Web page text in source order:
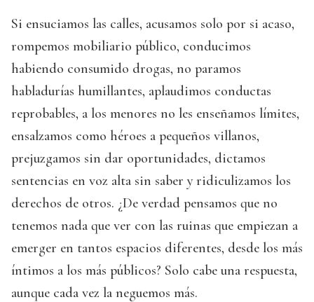
Si ensuciamos las calles, acusamos solo por si acaso,
rompemos mobiliario público, conducimos
habiendo consumido drogas, no paramos
habladurías humillantes, aplaudimos conductas
reprobables, a los menores no les enseñamos límites,
ensalzamos como héroes a pequeños villanos,
prejuzgamos sin dar oportunidades, dictamos
sentencias en voz alta sin saber y ridiculizamos los
derechos de otros. ¿De verdad pensamos que no
tenemos nada que ver con las ruinas que empiezan a
emerger en tantos espacios diferentes, desde los más
íntimos a los más públicos? Solo cabe una respuesta,
aunque cada vez la neguemos más.